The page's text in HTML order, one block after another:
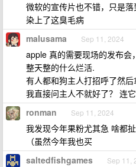
微软的宣传片也不错，只是
染上了这臭毛病
malusama Sep 11, 2024
apple 真的需要现场的发布
整天整的什么烂活.
有人都和狗主人打招呼了然
我直接问主人不就好了？ 连
ronman Sep 11, 2024
我发现今年果粉尤其急 啥都
（虽然今年我也买
saltedfishgames Sep 11,